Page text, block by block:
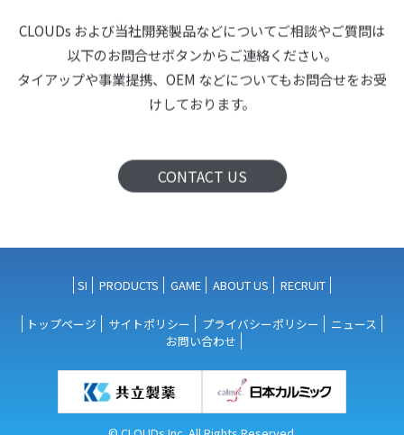
CLOUDs および当社開発製品などについてご相談やご質問は
以下のお問合せボタンからご連絡ください。
タイアップや事業提携、OEM などについてもお問合せをお受
けしております。
CONTACT US
SI PRODUCTS GAME ABOUT US RECRUIT
トップページ サイトポリシー プライバシーポリシー
ニュース
お問い合わせ